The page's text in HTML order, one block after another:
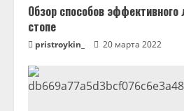
Обзор способов
стопе
pristroykin_ 20 марта 2022